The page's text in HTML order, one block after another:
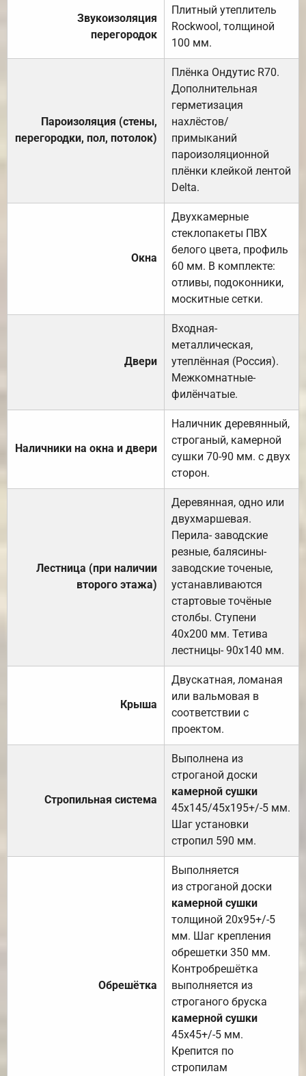
Звукоизоляция
перегородок
Плитный утеплитель
Rockwool, толщиной
100 мм.
Пароизоляция (стены,
перегородки, пол, потолок)
Плёнка Ондутис R70.
Дополнительная
герметизация
нахлёстов/
примыканий
пароизоляционной
плёнки клейкой лентой
Delta.
Окна
Двухкамерные
стеклопакеты ПВХ
белого цвета, профиль
60 мм. В комплекте:
отливы, подоконники,
москитные сетки.
Двери
Входная-
металлическая,
утеплённая (Россия).
Межкомнатные-
филёнчатые.
Наличники на окна и двери
Наличник деревянный,
строганый, камерной
сушки 70-90 мм. с двух
сторон.
Лестница (при наличии
второго этажа)
Деревянная, одно или
двухмаршевая.
Перила- заводские
резные, балясины-
заводские точеные,
устанавливаются
стартовые точёные
столбы. Ступени
40х200 мм. Тетива
лестницы- 90х140 мм.
Крыша
Двускатная, ломаная
или вальмовая в
соответствии с
проектом.
Стропильная система
Выполнена из
строганой доски
камерной сушки
45х145/45х195+/-5 мм.
Шаг установки
стропил 590 мм.
Обрешётка
Выполняется
из строганой доски
камерной сушки
толщиной 20х95+/-5
мм. Шаг крепления
обрешетки 350 мм.
Контробрешётка
выполняется из
строганого бруска
камерной сушки
45х45+/-5 мм.
Крепится по
стропилам